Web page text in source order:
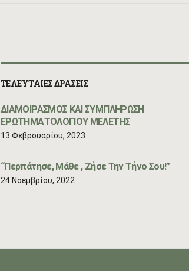
ΤΕΛΕΥΤΑΙΕΣ ΔΡΑΣΕΙΣ
ΔΙΑΜΟΙΡΑΣΜΟΣ ΚΑΙ ΣΥΜΠΛΗΡΩΣΗ
ΕΡΩΤΗΜΑΤΟΛΟΓΙΟΥ ΜΕΛΕΤΗΣ
13 Φεβρουαρίου, 2023
“Περπάτησε, Μάθε , Ζήσε Την Τήνο Σου!”
24 Νοεμβρίου, 2022